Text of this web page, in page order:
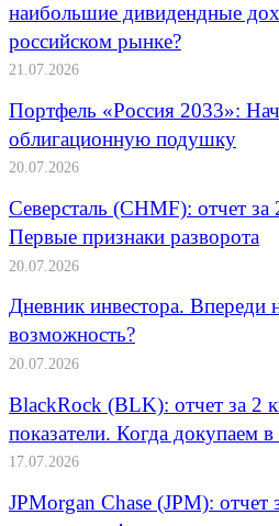
наибольшие дивидендные
российском рынке?
21.07.2026
Портфель «Россия 2033»:
облигационную подушку
20.07.2026
Северсталь (CHMF): отчет
Первые признаки разворота
20.07.2026
Дневник инвестора. Впереди
возможность?
20.07.2026
BlackRock (BLK): отчет за 2
показатели. Когда докупаем
17.07.2026
JPMorgan Chase (JPM): отчет